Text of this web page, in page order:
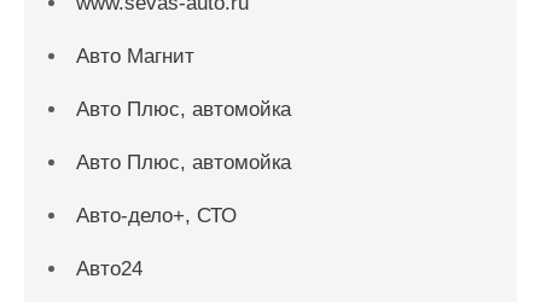
Авто Магнит
Авто Плюс, автомойка
Авто Плюс, автомойка
Авто-дело+, СТО
Авто24